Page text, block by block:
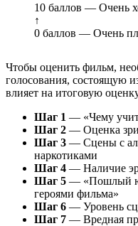
10 баллов — Очень
↑
0 баллов — Очень
Чтобы оценить фильм,
голосования, состоящую
влияет на итоговую
Шаг 1 — «Чему
Шаг 2 — Оценка
Шаг 3 — Сцены с
наркотиками
Шаг 4 — Наличие
Шаг 5 — «Пошлый
героями фильма»
Шаг 6 — Уровень
Шаг 7 — Вредная